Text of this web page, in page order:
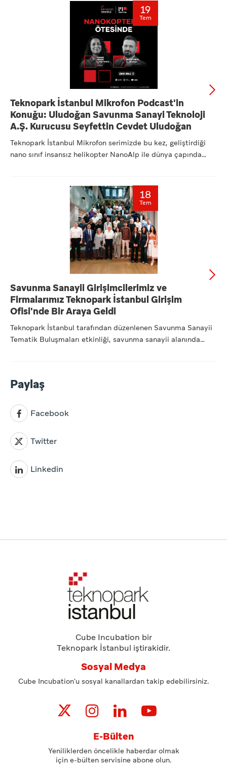
19
Tem
Teknopark İstanbul Mikrofon Podcast'in
Konuğu: Uludoğan Savunma Sanayi Teknoloji
A.Ş. Kurucusu Seyfettin Cevdet Uludoğan
Teknopark İstanbul Mikrofon serimizde bu kez, geliştirdiği
nano sınıf insansız helikopter NanoAlp ile dünya çapında
18
Tem
Savunma Sanayii Girişimcilerimiz ve
Firmalarımız Teknopark İstanbul Girişim
Ofisi'nde Bir Araya Geldi
Teknopark İstanbul tarafından düzenlenen Savunma Sanayii
Tematik Buluşmaları etkinliği, savunma sanayii alanında
Paylaş
Facebook
Twitter
Linkedin
Cube Incubation bir
Teknopark İstanbul iştirakidir.
Sosyal Medya
Cube Incubation'u sosyal kanallardan takip edebilirsiniz.
E-Bülten
Yeniliklerden öncelikle haberdar olmak
için e-bülten servisine abone olun.